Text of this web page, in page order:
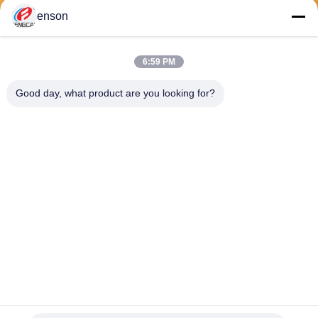
enson
6:59 PM
Good day, what product are you looking for?